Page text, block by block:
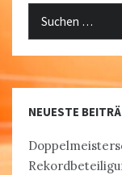
NEUESTE